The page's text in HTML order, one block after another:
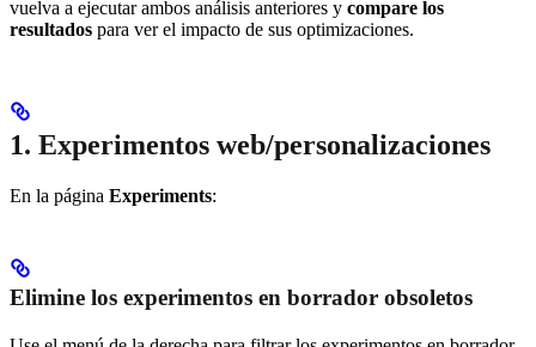
vuelva a ejecutar ambos análisis anteriores y compare los
resultados para ver el impacto de sus optimizaciones.
1. Experimentos web/personalizaciones
En la página Experiments:
Elimine los experimentos en borrador obsoletos